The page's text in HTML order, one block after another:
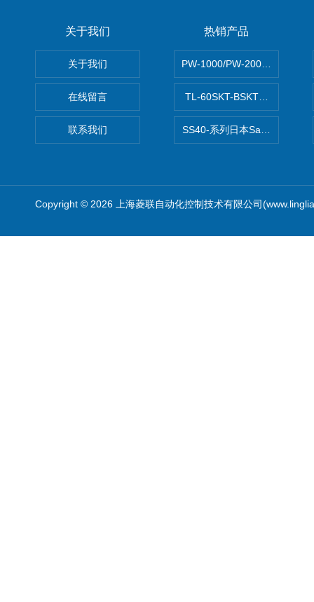
SUN
Lenze
关于我们
关于我们
在线留言
联系我们
热销产品
PW-1000/PW-
TL-60SKT-BSKTC张力控制器
SS40-系列日本Sawamura泽
Copyright © 2026 上海菱联自动化控制技术有限公司